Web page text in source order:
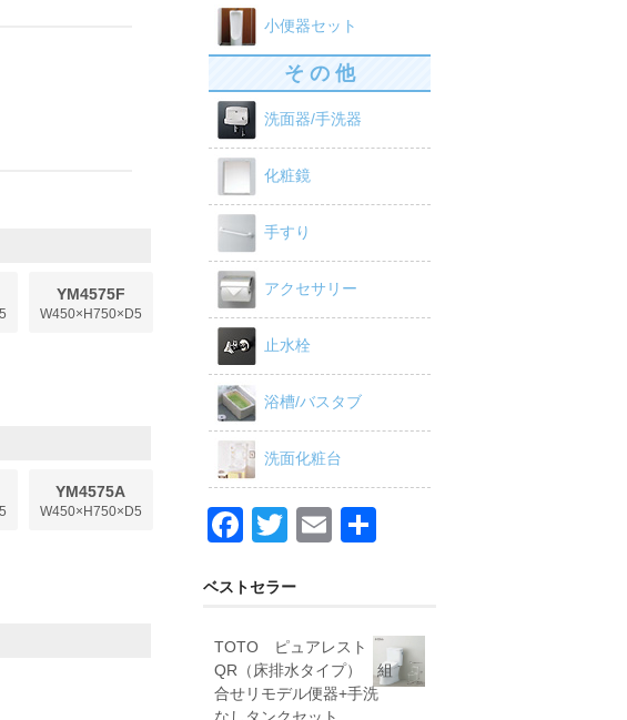
YM4575F
W450×H750×D5
YM4575A
W450×H750×D5
小便器セット
そ の 他
洗面器/手洗器
化粧鏡
手すり
アクセサリー
止水栓
浴槽/バスタブ
洗面化粧台
F
c
e
b
o
T
tt
er
E
ベストセラー
TOTO ピュアレスト
QR（床排水タイプ） 組
合せリモデル便器+手洗